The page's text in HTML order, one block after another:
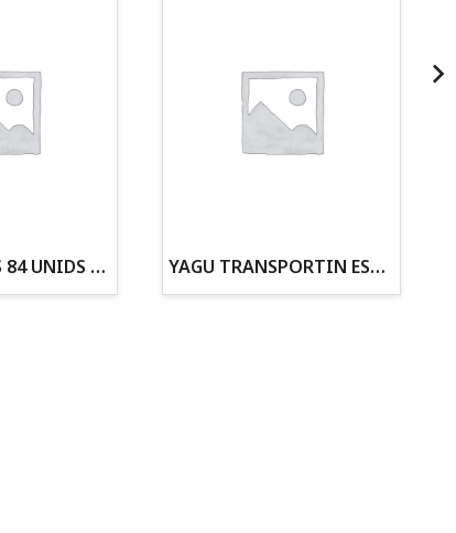
ZANAHORIAS 84 UNIDS EN DISPLAY YAGU TRANSPORTIN ESPUMA CAMUFLAJE Nº1 36x30x28